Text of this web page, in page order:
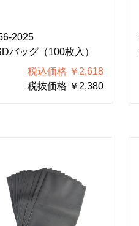
2025
バッグ（100枚入）
税込価格 ￥2,618
税抜価格 ￥2,380